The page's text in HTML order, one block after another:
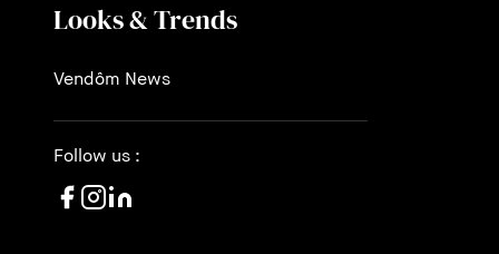
Looks & Trends
Vendôm News
Follow us :